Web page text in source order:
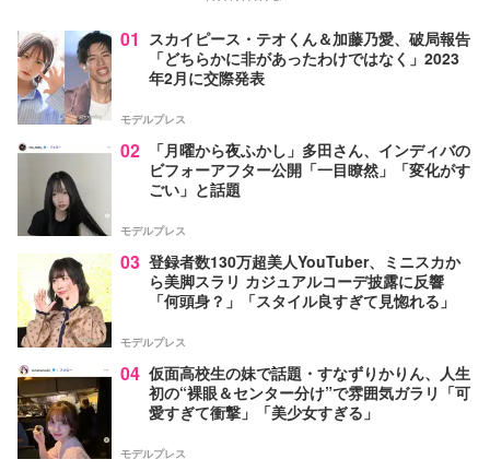
01
スカイピース・テオくん＆加藤乃愛、破局報告
「どちらかに非があったわけではなく」2023
年2月に交際発表
モデルプレス
02
「月曜から夜ふかし」多田さん、インディバの
ビフォーアフター公開「一目瞭然」「変化がす
ごい」と話題
モデルプレス
03 登録者数130万超美人YouTuber、ミニスカか
ら美脚スラリ カジュアルコーデ披露に反響
「何頭身？」「スタイル良すぎて見惚れる」
モデルプレス
04 仮面高校生の妹で話題・すなずりかりん、人生
初の“裸眼＆センター分け”で雰囲気ガラリ「可
愛すぎて衝撃」「美少女すぎる」
モデルプレス